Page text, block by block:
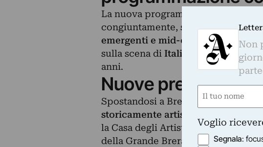
La nuova programmazione
congiuntamente, si concentrerà
emergenti e mid-career italiani e
sulla scena di Italia e Brasile,
anni.
Nuove presenze di
Spostandosi a Brera, Ipercubo va
storicamente artistico di Milano
la Casa degli Artisti, alle molte
della Grande Brera, da poco
Non
Nome
Voglio
Segnala: